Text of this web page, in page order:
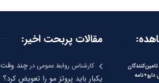
تامین‌کنندگان
دارو+نامه
مقالات پربحت اخیر:
کارشناس روابط عمومیدرچند وقت
یکبار باید پروتز مو را تعویض کرد؟